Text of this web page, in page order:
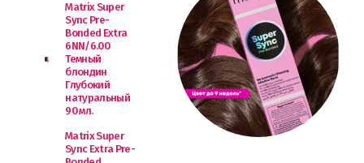
Matrix Super
Sync Pre-
Bonded Extra
6NN/6.00
Темный
блондин
Глубокий
натуральный
90 мл.
Matrix Super
Sync Extra Pre-